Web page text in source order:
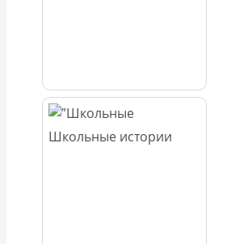
Школьные истории